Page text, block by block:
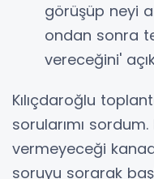
görüşüp neyi
ondan sonra
vereceğini'
Kılıçdaroğlu
sorularımı
vermeyeceği
soruyu sorarak